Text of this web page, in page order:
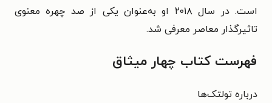
است. در سال ۲۰۱۸ او به‌عنوان یکی از صد چهره معنوی
تاثیرگذار معاصر معرفی شد.
فهرست کتاب چهار میثاق
درباره تولتک‌ها